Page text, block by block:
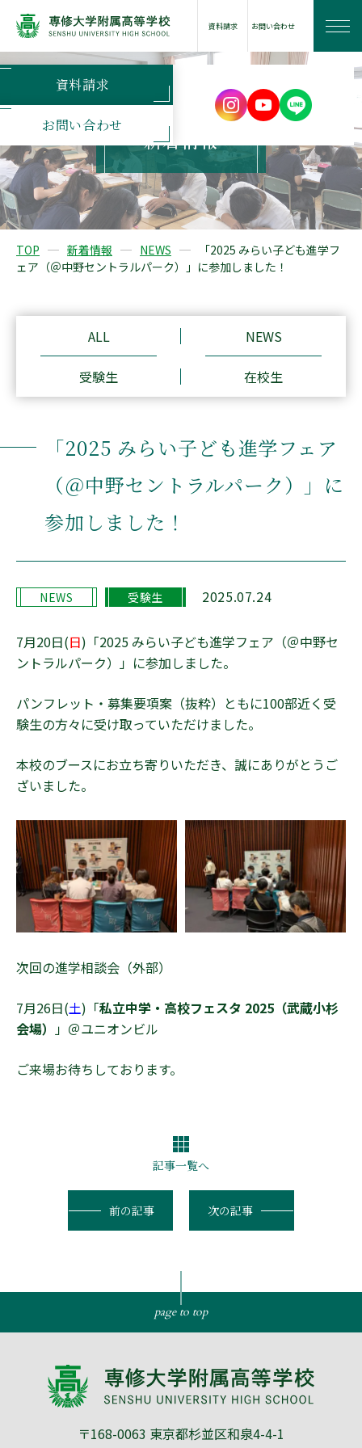
資料請求 お問い合わせ
学校案内
学びの特長
学校生活
進路情報
在校生の方へ
卒業生の方へ
受験生の方へ
デジタルパンフレット
アクセス
安全への取り組み
プライバシーポリシー
採用情報
情報公開
新着情報
TOP 新着情報 NEWS
「2025 みらい子ども進学フ
ェア（＠中野セントラルパーク）」に参加しました！
ALL NEWS
受験生 在校生
「2025 みらい子ども進学フェア
（＠中野セントラルパーク）」に
参加しました！
NEWS 受験生 2025.07.24
7月20日(日)「2025 みらい子ども進学フェア（＠中野セ
ントラルパーク）」に参加しました。
パンフレット・募集要項案（抜粋）ともに100部近く受
験生の方々に受け取っていただけました。
本校のブースにお立ち寄りいただき、誠にありがとうご
ざいました。
次回の進学相談会（外部）
7月26日(土)「私立中学・高校フェスタ 2025（武蔵小杉
会場） 」＠ユニオンビル
ご来場お待ちしております。
前の記事
記事一覧へ
次の記事
page to top
〒168-0063 東京都杉並区和泉4-4-1
資料請求
お問い合わせ